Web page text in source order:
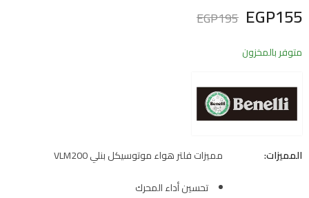
EGP155
EGP195
متوفر بالمخزون
المميزات:
مميزات فلتر هواء موتوسيكل بنلي VLM200
تحسين أداء المحرك